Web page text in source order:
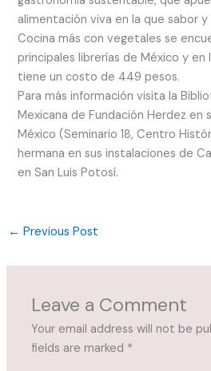
alimentación viva en la que sabor y
Cocina más con vegetales se
principales librerías de México y en
tiene un costo de 449 pesos.
Para más información visita la
Mexicana de Fundación Herdez en
México (Seminario 18, Centro
hermana en sus instalaciones de
en San Luis Potosí.
← Previous Post
Leave a Comment
Your email address will not be
fields are marked *